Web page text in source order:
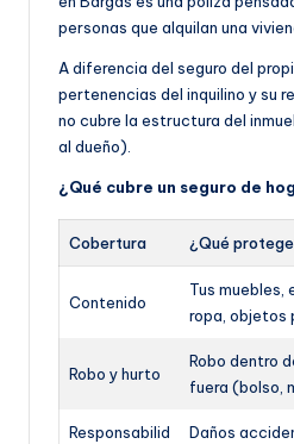
personas que alquilan una
A diferencia del seguro del
pertenencias del inquilino y su
no cubre la estructura del
al dueño).
¿Qué cubre un seguro de
Cobertura ¿Qué
Contenido
Tus
ropa, objetos
Robo y hurto
Robo dentro
fuera (bolso,
Responsabilid
Daños